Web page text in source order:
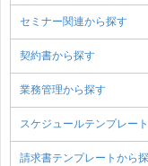
セミナー関連から探す
契約書から探す
業務管理から探す
スケジュールテンプレー
請求書テンプレートから